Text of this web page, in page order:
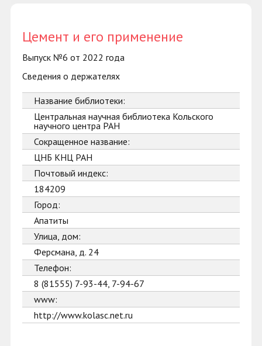
Цемент и его применение
Выпуск №6 от 2022 года
Сведения о держателях
Название библиотеки:
Центральная научная библиотека Кольского
научного центра РАН
Сокращенное название:
ЦНБ КНЦ РАН
Почтовый индекс:
184209
Город:
Апатиты
Улица, дом:
Ферсмана, д. 24
Телефон:
8 (81555) 7-93-44, 7-94-67
www:
http://www.kolasc.net.ru